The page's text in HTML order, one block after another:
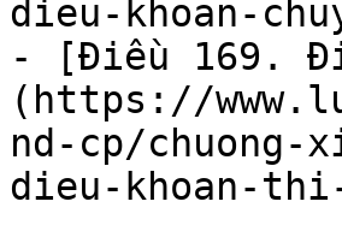
dieu-khoan-
- [Điều 169.
(https://
nd-cp/